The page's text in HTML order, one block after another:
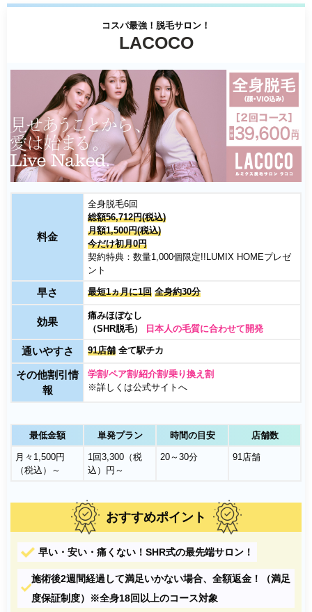
コスパ最強！脱毛サロン！
LACOCO
料金
全身脱毛6回
総額56,712円(税込)
月額1,500円(税込)
今だけ初月0円
契約特典：数量1,000個限定!!LUMIX HOMEプレゼ
ント
早さ 最短1ヵ月に1回 全身約30分
効果
痛みほぼなし
（SHR脱毛）
日本人の毛質に合わせて開発
通いやすさ 91店舗 全て駅チカ
その他割引情
報
学割/ペア割/紹介割/乗り換え割
※詳しくは公式サイトへ
最低金額 単発プラン 時間の目安 店舗数
月々1,500円
（税込）～
1回3,300（税
込）円～
20～30分 91店舗
おすすめポイント
早い・安い・痛くない！SHR式の最先端サロン！
施術後2週間経過して満足いかない場合、全額返金！（満足
度保証制度）※全身18回以上のコース対象